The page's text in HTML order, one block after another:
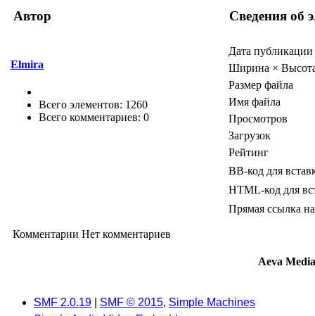
Автор Сведения об
Elmira
Всего элементов: 1260
Всего комментариев: 0
Дата публикации
Ширина ×
Размер файла
Имя файла
Просмотров
Загрузок
Рейтинг
BB-код для
HTML-код для
Прямая ссылка
Комментарии Нет комментариев
Aeva Media
SMF 2.0.19 SMF © 2015, Simple Machines